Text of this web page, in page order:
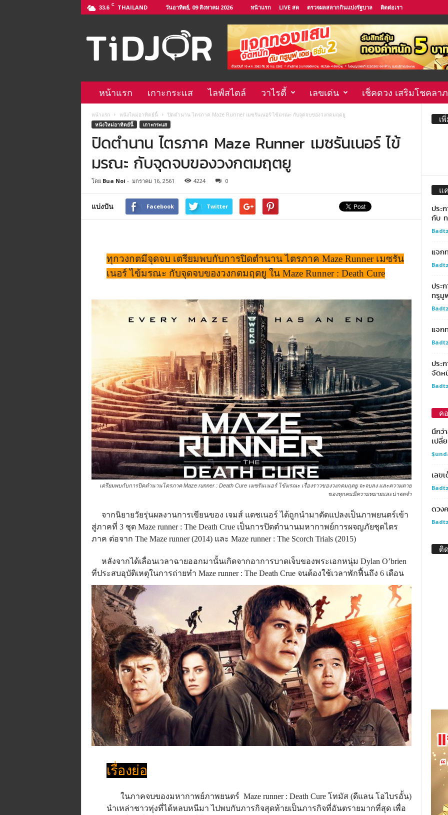
33.6 C THAILAND วันอาทิตย์, 09 สิงหาคม 2026 หน้าแรก LIVE สด ตรวจผลสลากกินแบ่งรัฐบาล ติดต่อเรา
/
หน้าแรก เกาะกระแส ไลฟ์สไตล์ วาไรตี้ เลขเด่น เช็คดวง เสริมโชคลาภ
หน้าแรก หนังใหม่อาทิตย์นี้
ปิดตำนาน ไตรภาค Maze Runner เมซรันเนอร์ ไข้มรณะ กับจุดจบของวงกตมฤตยู
หนังใหม่อาทิตย์นี้
เกาะกระแส
ปิดตำนาน ไตรภาค Maze Runner เมซรันเนอร์ ไข้
มรณะ กับจุดจบของวงกตมฤตยู
โดย Bua Noi - มกราคม 16, 2561 4224 0
แบ่งปัน Facebook Twitter
ทุกวงกตมีจุดจบ เตรียมพบกับการปิดตำนาน ไตรภาค Maze Runner เมซรัน
เนอร์ ไข้มรณะ กับจุดจบของวงกตมฤตยู ใน Maze Runner : Death Cure
เตรียมพบกับการปิดตำนานไตรภาค Maze runner : Death Cure เมซรันเนอร์ ไข้มรณะ เรื่องราวของวงกตมฤตยู จะจบลง และความตาย
ของทุกคนมีความหมายและน่าจดจำ
จากนิยายวัยรุ่นผลงานการเขียนของ เจมส์ แดชเนอร์ ได้ถูกนำมาดัดแปลงเป็นภาพยนตร์เข้า
สู่ภาคที่ 3 ชุด Maze runner : The Death Crue เป็นการปิดตำนานมหากาพย์การผจญภัยชุดไตร
ภาค ต่อจาก The Maze runner (2014) และ Maze runner : The Scorch Trials (2015)
หลังจากได้เลื่อนเวลาฉายออกมานั้นเกิดจากอาการบาดเจ็บของพระเอกหนุ่ม Dylan O’brien
ที่ประสบอุบัติเหตุในการถ่ายทำ Maze runner : The Death Crue จนต้องใช้เวลาพักฟื้นถึง 6 เดือน
เรื่องย่อ
ในภาคจบของมหากาพย์ภาพยนตร์ Maze runner : Death Cure โทมัส (ดีแลน โอไบรอั้น)
นำเหล่าชาวทุ่งที่ได้หลบหนีมา ไปพบกับภารกิจสุดท้ายเป็นภารกิจที่อันตรายมากที่สุด เพื่อ
เ
แ
ประ
กับ
แจก
ประ
ทรูมู
แจก
ประ
จัดห
ค
นึกว่
เปลี่
เลข
ดวง
ติ